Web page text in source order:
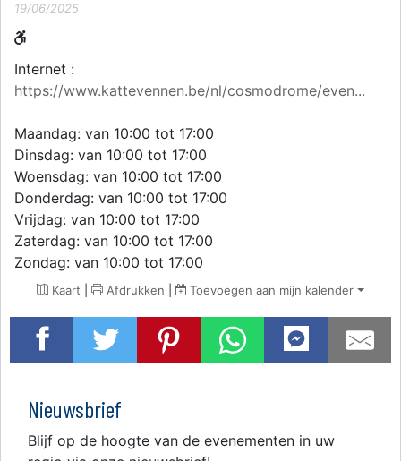
19/06/2025
Internet :
https://www.kattevennen.be/nl/cosmodrome/even...
Maandag: van 10:00 tot 17:00
Dinsdag: van 10:00 tot 17:00
Woensdag: van 10:00 tot 17:00
Donderdag: van 10:00 tot 17:00
Vrijdag: van 10:00 tot 17:00
Zaterdag: van 10:00 tot 17:00
Zondag: van 10:00 tot 17:00
Kaart | Afdrukken | Toevoegen aan mijn kalender
Nieuwsbrief
Blijf op de hoogte van de evenementen in uw